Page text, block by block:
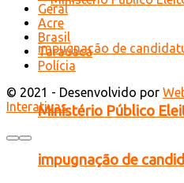
Ministério Público
impugnação de
Geral
Acre
Brasil
Tarauacá
Polícia
© 2021 - Desenvolvido por
Interativas